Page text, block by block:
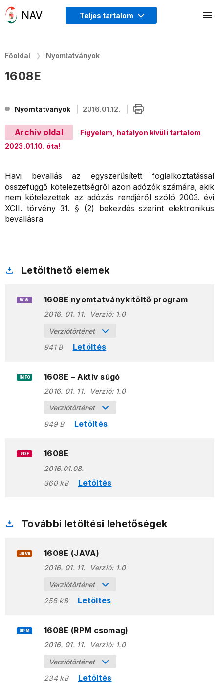
Teljes tartalom
Főoldal Nyomtatványok
1608E
Nyomtatványok 2016.01.12.
Archív oldal
Figyelem, hatályon kívüli tartalom
2023.01.10. óta!
Havi bevallás az egyszerűsített foglalkoztatással
összefüggő kötelezettségről azon adózók számára, akik
nem kötelezettek az adózás rendjéről szóló 2003. évi
XCII. törvény 31. § (2) bekezdés szerint elektronikus
bevallásra
Letölthető elemek
WS 1608E nyomtatványkitöltő program
2016. 01. 11. Verzió: 1.0
Verziótörténet
941 B
Letöltés
INFO 1608E – Aktív súgó
2016. 01. 11. Verzió: 1.0
Verziótörténet
949 B
Letöltés
PDF 1608E
2016.01.08.
360 kB
Letöltés
További letöltési lehetőségek
JAVA 1608E (JAVA)
2016. 01. 11. Verzió: 1.0
Verziótörténet
256 kB
Letöltés
RPM 1608E (RPM csomag)
2016. 01. 11. Verzió: 1.0
Verziótörténet
234 kB
Letöltés